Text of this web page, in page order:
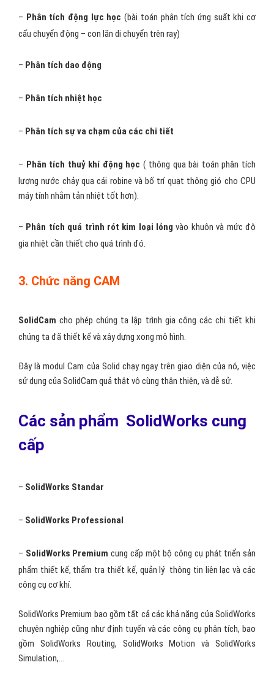
– Phân tích động lực học(bài toán phân tích ứng suất khi cơ
cấu chuyển động – con lăn di chuyển trên ray)
– Phân tích dao động
– Phân tích nhiệt học
– Phân tích sự va chạm của các chi tiết
– Phân tích thuỷ khí động học ( thông qua bài toán phân tích
lượng nước chảy qua cái robine và bố trí quạt thông gió cho CPU
máy tính nhằm tản nhiệt tốt hơn).
– Phân tích quá trình rót kim loại lỏngvào khuôn và mức độ
gia nhiệt cần thiết cho quá trình đó.
3. Chức năng CAM
SolidCamcho phép chúng ta lập trình gia công các chi tiết khi
chúng ta đã thiết kế và xây dựng xong mô hình.
Đây là modul Cam của Solid chạy ngay trên giao diện của nó, việc
sử dụng của SolidCam quả thật vô cùng thân thiện, và dễ sử.
Các sản phẩm SolidWorks cung
cấp
– SolidWorks Standar
– SolidWorks Professional
– SolidWorks Premium cung cấp một bộ công cụ phát triển sản
phẩm thiết kế, thẩm tra thiết kế, quản lý thông tin liên lạc và các
công cụ cơ khí.
SolidWorks Premium bao gồm tất cả các khả năng của SolidWorks
chuyên nghiệp cũng như định tuyến và các công cụ phân tích, bao
gồm SolidWorks Routing, SolidWorks Motion và SolidWorks
Simulation,...